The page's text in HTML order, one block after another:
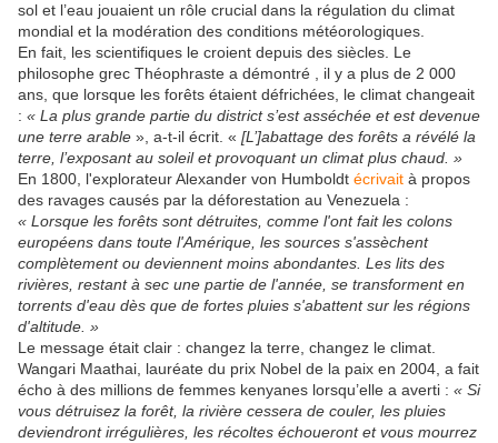
sol et l’eau jouaient un rôle crucial dans la régulation du climat
mondial et la modération des conditions météorologiques.
En fait, les scientifiques le croient depuis des siècles. Le
philosophe grec Théophraste a démontré , il y a plus de 2 000
ans, que lorsque les forêts étaient défrichées, le climat changeait
: « La plus grande partie du district s’est asséchée et est devenue
une terre arable », a-t-il écrit. « [L’]abattage des forêts a révélé la
terre, l’exposant au soleil et provoquant un climat plus chaud. »
En 1800, l'explorateur Alexander von Humboldt écrivait à propos
des ravages causés par la déforestation au Venezuela :
« Lorsque les forêts sont détruites, comme l'ont fait les colons
européens dans toute l'Amérique, les sources s'assèchent
complètement ou deviennent moins abondantes. Les lits des
rivières, restant à sec une partie de l'année, se transforment en
torrents d'eau dès que de fortes pluies s'abattent sur les régions
d'altitude. »
Le message était clair : changez la terre, changez le climat.
Wangari Maathai, lauréate du prix Nobel de la paix en 2004, a fait
écho à des millions de femmes kenyanes lorsqu’elle a averti : « Si
vous détruisez la forêt, la rivière cessera de couler, les pluies
deviendront irrégulières, les récoltes échoueront et vous mourrez